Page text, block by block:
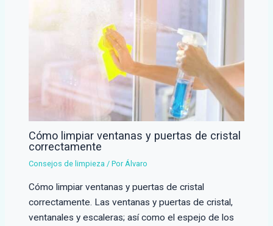
Cómo limpiar ventanas y puertas de cristal
correctamente
Consejos de limpieza / PorÁlvaro
Cómo limpiar ventanas y puertas de cristal
correctamente. Las ventanas y puertas de cristal,
ventanales y escaleras; así como el espejo de los